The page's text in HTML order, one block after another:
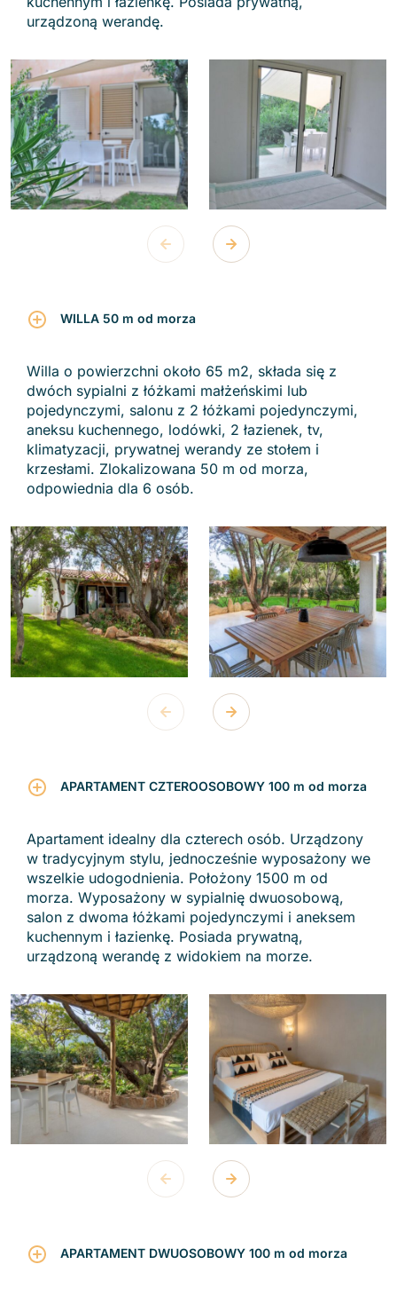
urządzoną werandę.
WILLA 50 m od morza
Willa o powierzchni około 65 m2, składa się z
dwóch sypialni z łóżkami małżeńskimi lub
pojedynczymi, salonu z 2 łóżkami pojedynczymi,
aneksu kuchennego, lodówki, 2 łazienek, tv,
klimatyzacji, prywatnej werandy ze stołem i
krzesłami. Zlokalizowana 50 m od morza,
odpowiednia dla 6 osób.
APARTAMENT CZTEROOSOBOWY 100 m od morza
Apartament idealny dla czterech osób. Urządzony
w tradycyjnym stylu, jednocześnie wyposażony we
wszelkie udogodnienia. Położony 1500 m od
morza. Wyposażony w sypialnię dwuosobową,
salon z dwoma łóżkami pojedynczymi i aneksem
kuchennym i łazienkę. Posiada prywatną,
urządzoną werandę z widokiem na morze.
APARTAMENT DWUOSOBOWY 100 m od morza